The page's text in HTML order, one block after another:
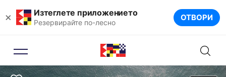
× Изтеглете приложението
Резервирайте по-лесно ОТВОРИ